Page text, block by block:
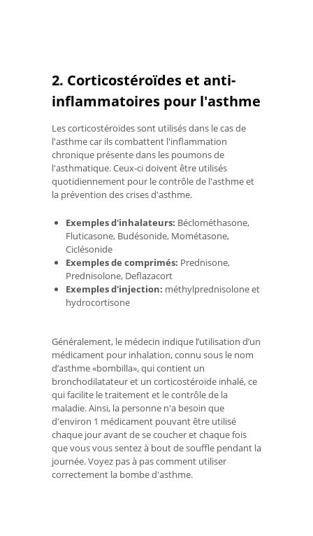
2. Corticostéroïdes et anti-
inflammatoires pour l'asthme
Les corticostéroïdes sont utilisés dans le cas de
l'asthme car ils combattent l'inflammation
chronique présente dans les poumons de
l'asthmatique. Ceux-ci doivent être utilisés
quotidiennement pour le contrôle de l'asthme et
la prévention des crises d'asthme.
Exemples d'inhalateurs: Béclométhasone,
Fluticasone, Budésonide, Mométasone,
Ciclésonide
Exemples de comprimés: Prednisone,
Prednisolone, Deflazacort
Exemples d'injection: méthylprednisolone et
hydrocortisone
Généralement, le médecin indique l’utilisation d’un
médicament pour inhalation, connu sous le nom
d’asthme «bombilla», qui contient un
bronchodilatateur et un corticostéroïde inhalé, ce
qui facilite le traitement et le contrôle de la
maladie. Ainsi, la personne n'a besoin que
d'environ 1 médicament pouvant être utilisé
chaque jour avant de se coucher et chaque fois
que vous vous sentez à bout de souffle pendant la
journée. Voyez pas à pas comment utiliser
correctement la bombe d'asthme.